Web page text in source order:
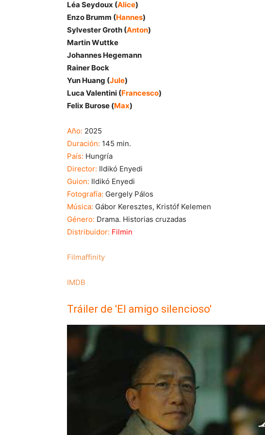
Léa Seydoux (Alice)
Enzo Brumm (Hannes)
Sylvester Groth (Anton)
Martin Wuttke
Johannes Hegemann
Rainer Bock
Yun Huang (Jule)
Luca Valentini (Francesco)
Felix Burose (Max)
Año: 2025
Duración: 145 min.
País: Hungría
Director: Ildikó Enyedi
Guion: Ildikó Enyedi
Fotografía: Gergely Pálos
Música: Gábor Keresztes, Kristóf Kelemen
Género: Drama. Historias cruzadas
Distribuidor: Filmin
Filmaffinity
IMDB
Tráiler de 'El amigo silencioso'